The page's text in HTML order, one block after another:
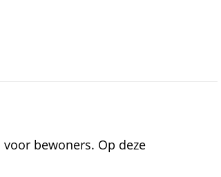
bewoners. Op deze